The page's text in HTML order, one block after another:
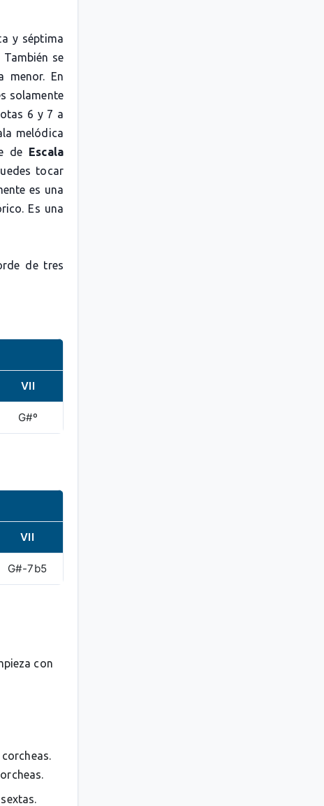
y séptima
se
menor. En
solamente
6 y 7 a
melódica
de Escala
tocar
es una
Es una
de tres
VII
G#º
VII
G#-7b5
con